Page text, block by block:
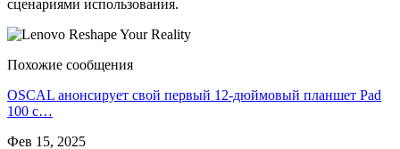
сценариями использования.
Похожие сообщения
OSCAL анонсирует свой первый 12-дюймовый планшет Pad
100 с…
Фев 15, 2025